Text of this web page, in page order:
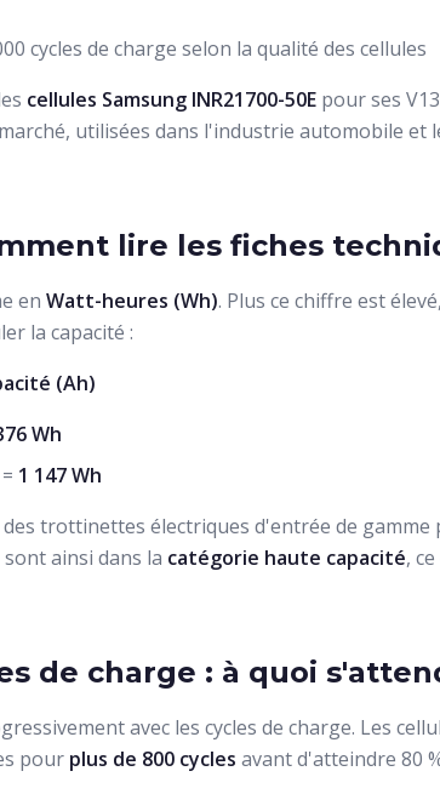
cycles de charge selon la qualité des cellules
cellules Samsung INR21700-50E pour ses
utilisées dans l'industrie automobile et
lire les fiches
en Watt-heures (Wh). Plus ce chiffre est
la capacité :
(Ah)
Wh
1 147 Wh
trottinettes électriques d'entrée de gamme
sont ainsi dans la catégorie haute capacité,
de charge : à quoi
avec les cycles de charge. Les
pour plus de 800 cycles avant d'atteindre 80